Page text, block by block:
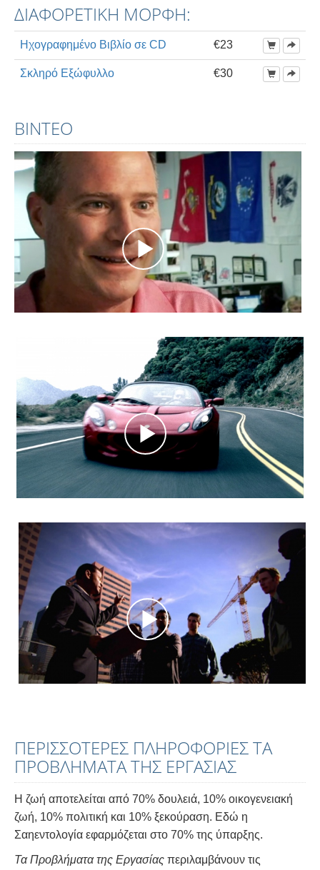
ΔΙΑΦΟΡΕΤΙΚΗ ΜΟΡΦΗ:
Ηχογραφημένο Βιβλίο σε CD €23
Σκληρό Εξώφυλλο €30
ΒΊΝΤΕΟ
ΠΕΡΙΣΣΟΤΕΡΕΣ ΠΛΗΡΟΦΟΡΙΕΣ ΤΑ
ΠΡΟΒΛΗΜΑΤΑ ΤΗΣ ΕΡΓΑΣΙΑΣ
Η ζωή αποτελείται από 70% δουλειά, 10% οικογενειακή
ζωή, 10% πολιτική και 10% ξεκούραση. Εδώ η
Σαηεντολογία εφαρμόζεται στο 70% της ύπαρξης.
Τα Προβλήματα της Εργασίας περιλαμβάνουν τις